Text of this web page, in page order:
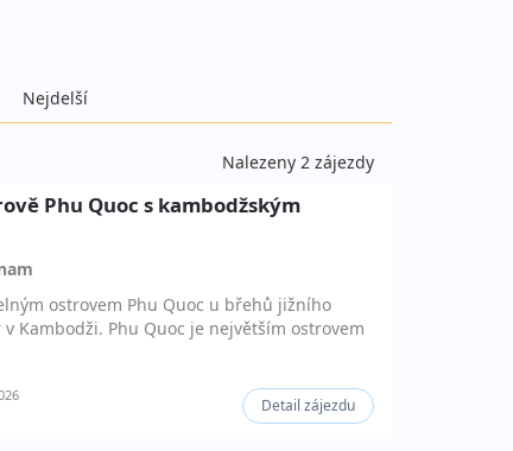
Nejdelší
Nalezeny 2 zájezdy
Phu Quoc s kambodžským
ostrovem Phu Quoc u břehů jižního
Kambodži. Phu Quoc je největším ostrovem
Detail zájezdu